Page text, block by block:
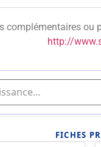
complémentaires
http://
FICHES